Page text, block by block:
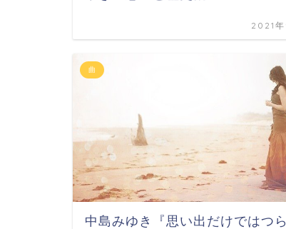
2021年
曲
中島みゆき『思い出だけではつ